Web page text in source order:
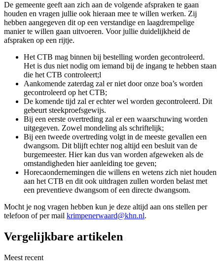
De gemeente geeft aan zich aan de volgende afspraken te gaan
houden en vragen jullie ook hieraan mee te willen werken. Zij
hebben aangegeven dit op een verstandige en laagdrempelige
manier te willen gaan uitvoeren. Voor jullie duidelijkheid de
afspraken op een rijtje.
Het CTB mag binnen bij bestelling worden gecontroleerd.
Het is dus niet nodig om iemand bij de ingang te hebben staan
die het CTB controleert;l
Aankomende zaterdag zal er niet door onze boa’s worden
gecontroleerd op het CTB;
De komende tijd zal er echter wel worden gecontroleerd. Dit
gebeurt steekproefsgewijs.
Bij een eerste overtreding zal er een waarschuwing worden
uitgegeven. Zowel mondeling als schriftelijk;
Bij een tweede overtreding volgt in de meeste gevallen een
dwangsom. Dit blijft echter nog altijd een besluit van de
burgemeester. Hier kan dus van worden afgeweken als de
omstandigheden hier aanleiding toe geven;
Horecaondernemingen die willens en wetens zich niet houden
aan het CTB en dit ook uitdragen zullen worden belast met
een preventieve dwangsom of een directe dwangsom.
Mocht je nog vragen hebben kun je deze altijd aan ons stellen per
telefoon of per mail krimpenerwaard@khn.nl.
Vergelijkbare artikelen
Meest recent